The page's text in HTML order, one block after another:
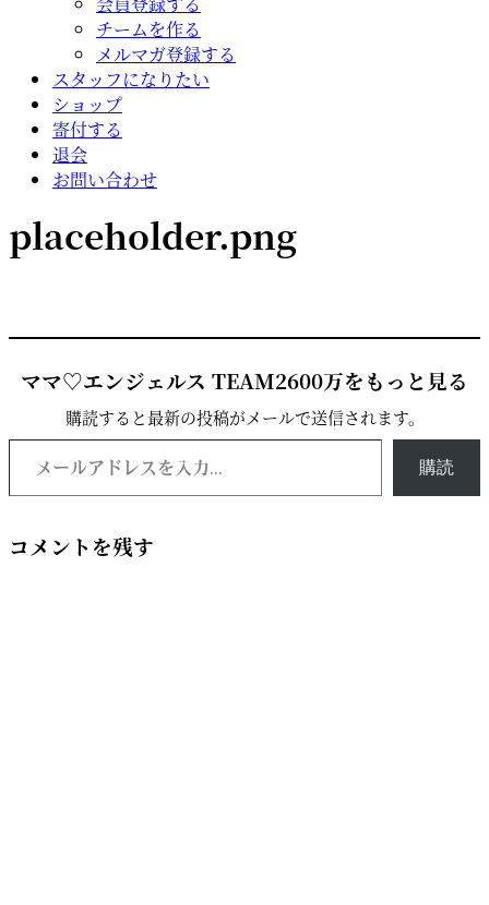
チームを作る
メルマガ登録する
スタッフになりたい
ショップ
寄付する
退会
お問い合わせ
placeholder.png
ママ♡エンジェルス TEAM2600万をもっと見る
購読すると最新の投稿がメールで送信されます。
メールアドレスを入力...
購読
コメントを残す